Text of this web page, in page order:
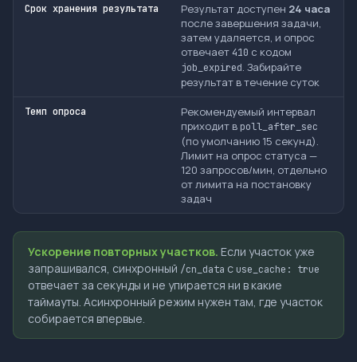
Срок хранения результата Результат доступен 24 часа
после завершения задачи,
затем удаляется, и опрос
отвечает 410 с кодом
job_expired . Забирайте
результат в течение суток
Темп опроса
Рекомендуемый интервал
приходит в poll_after_sec
(по умолчанию 15 секунд).
Лимит на опрос статуса —
120 запросов/мин, отдельно
от лимита на постановку
задач
Ускорение повторных участков. Если участок уже
запрашивался, синхронный /cn_data с use_cache: true
отвечает за секунды и не упирается ни в какие
таймауты. Асинхронный режим нужен там, где участок
собирается впервые.